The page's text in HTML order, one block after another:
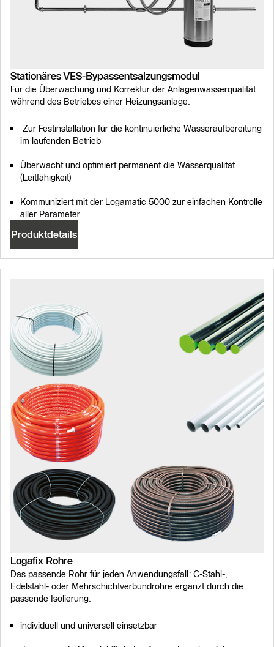
Stationäres VES-Bypassentsalzungsmodul
Für die Überwachung und Korrektur der Anlagenwasserqualität
während des Betriebes einer Heizungsanlage.
Zur Festinstallation für die kontinuierliche Wasseraufbereitung
im laufenden Betrieb
Überwacht und optimiert permanent die Wasserqualität
(Leitfähigkeit)
Kommuniziert mit der Logamatic 5000 zur einfachen Kontrolle
aller Parameter
Produktdetails
Logafix Rohre
Das passende Rohr für jeden Anwendungsfall: C-Stahl-,
Edelstahl- oder Mehrschichtverbundrohre ergänzt durch die
passende Isolierung.
individuell und universell einsetzbar